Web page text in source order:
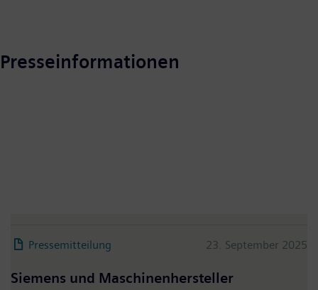
Presseinformationen
Pressemitteilung 23. September 2025
Siemens und Maschinenhersteller